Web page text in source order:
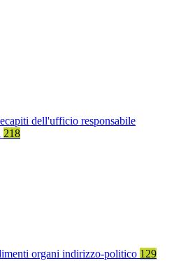
dell'ufficio responsabile
218
organi indirizzo-politico 129